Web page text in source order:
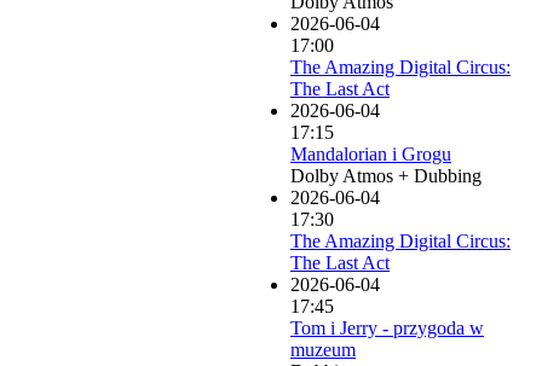
2026-06-04
17:00
The Amazing Digital Circus:
The Last Act
2026-06-04
17:15
Mandalorian i Grogu
Dolby Atmos + Dubbing
2026-06-04
17:30
The Amazing Digital Circus:
The Last Act
2026-06-04
17:45
Tom i Jerry - przygoda w
muzeum